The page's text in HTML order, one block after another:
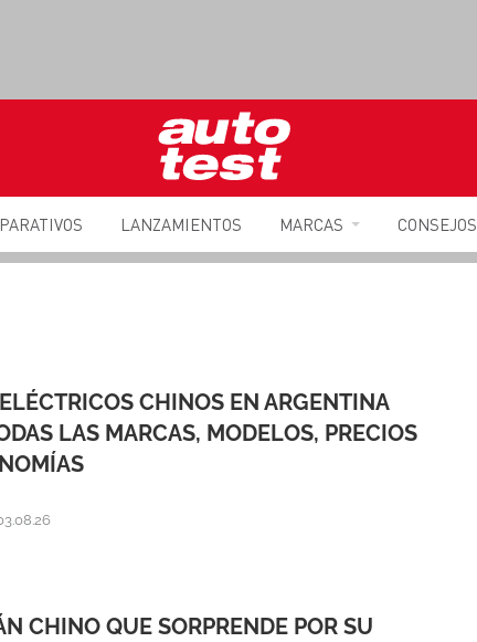
LANZAMIENTOS MARCAS CONSEJOS
CHINOS EN ARGENTINA
LAS MARCAS, MODELOS, PRECIOS
CHINO QUE SORPRENDE POR SU